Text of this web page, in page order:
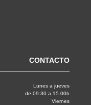
CONTACTO
Lunes a jueves
de 09:30 a 15.00h
Viernes